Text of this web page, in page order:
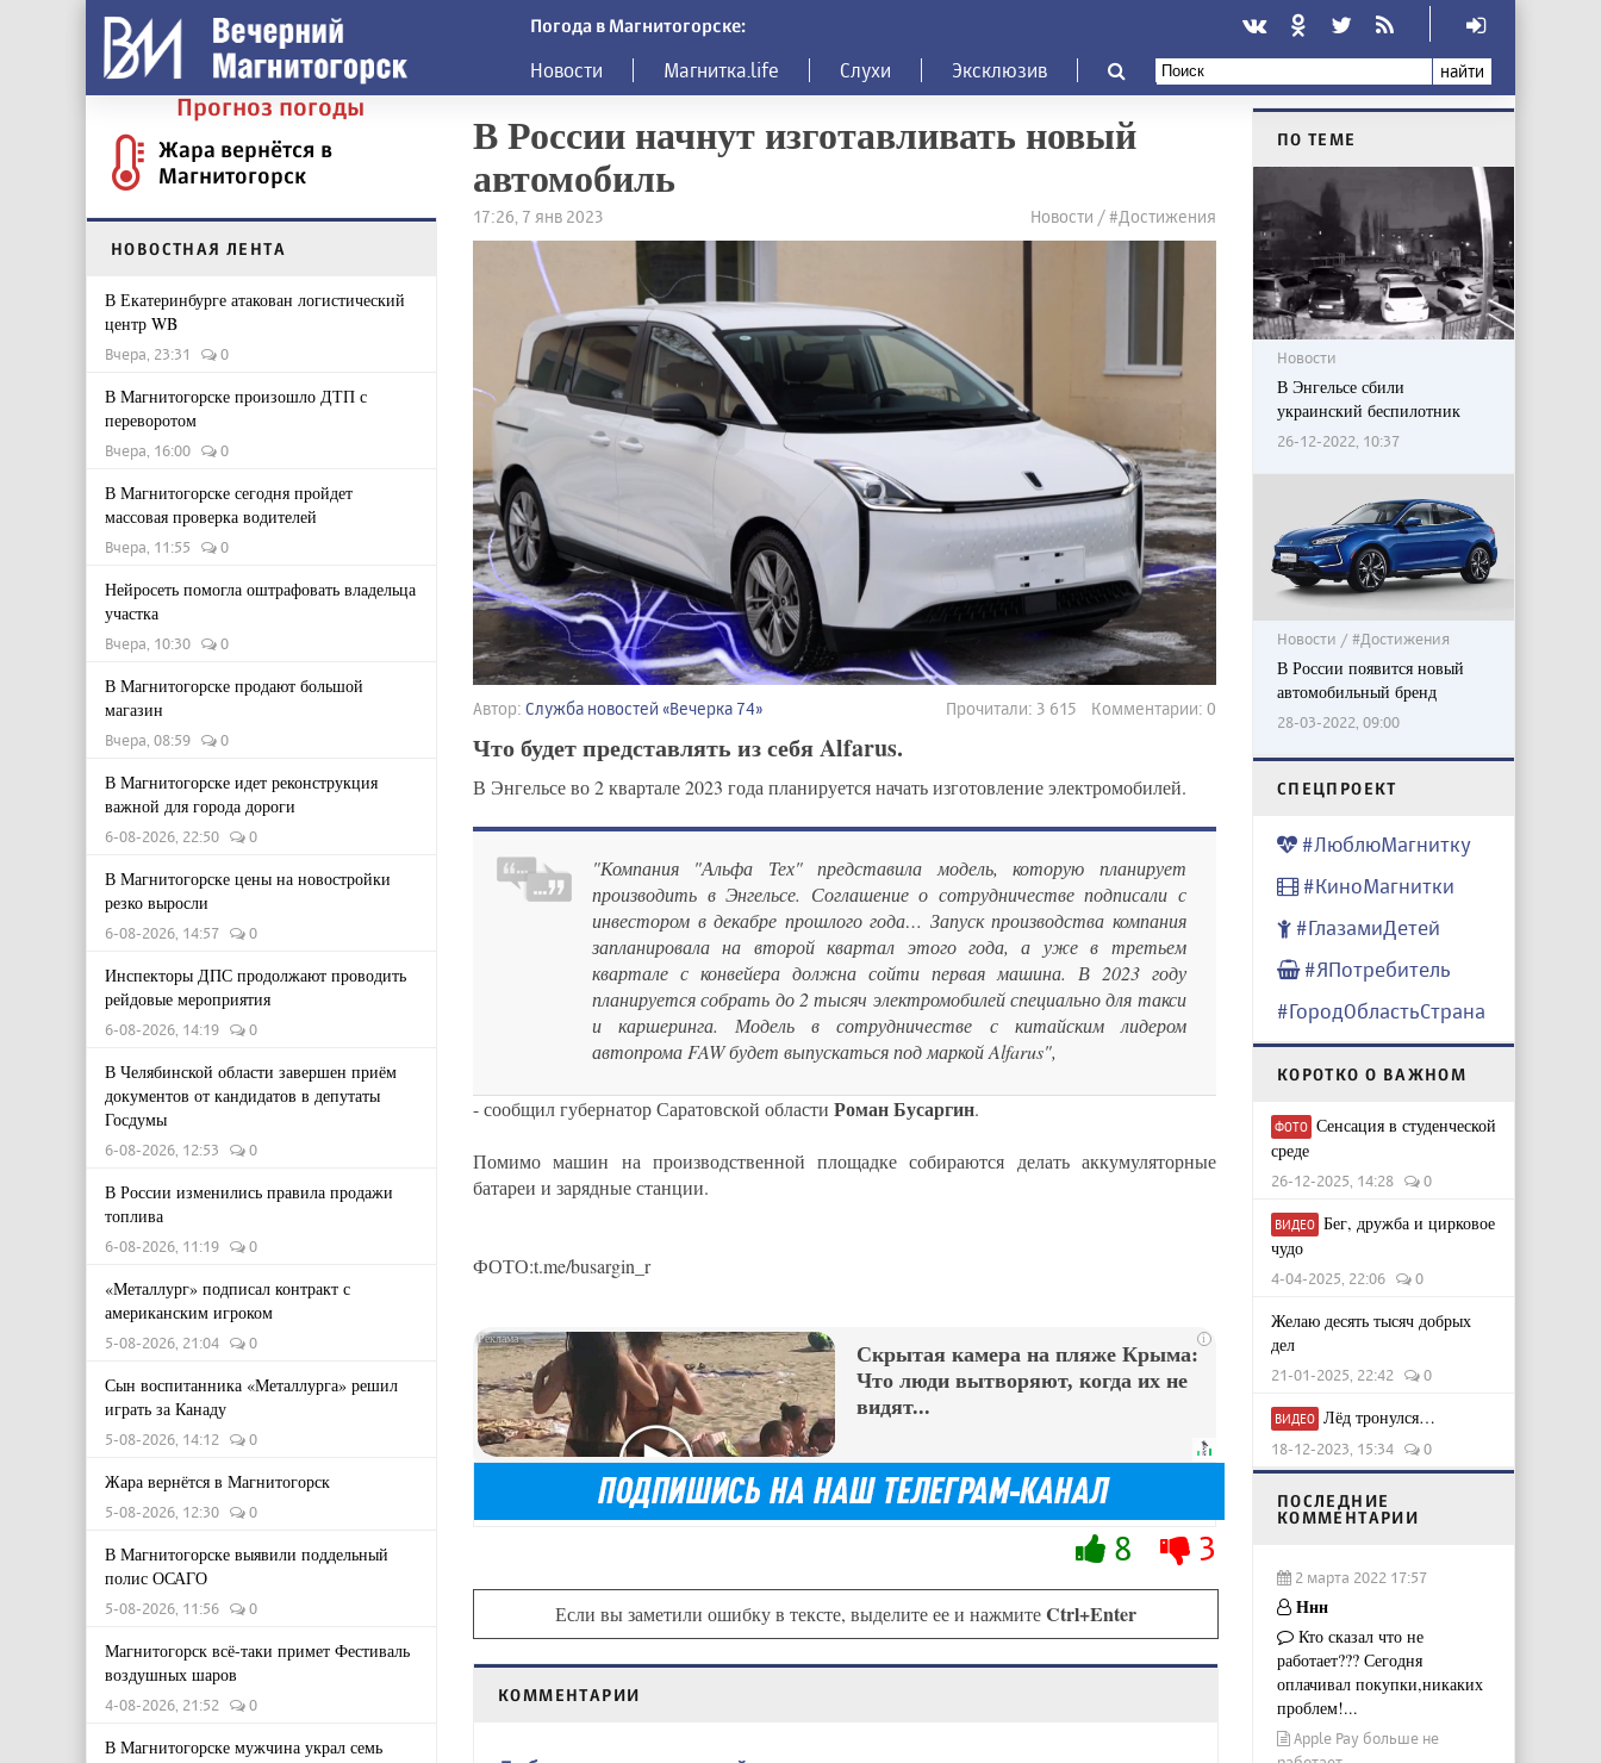
Погода в Магнитогорске:
Новости Магнитка.life Слухи Эксклюзив найти
Прогноз погоды
Жара вернётся в
Магнитогорск
НОВОСТНАЯ ЛЕНТА
В Екатеринбурге атакован логистический
центр WB
Вчера, 23:31 0
В Магнитогорске произошло ДТП с
переворотом
Вчера, 16:00 0
В Магнитогорске сегодня пройдет
массовая проверка водителей
Вчера, 11:55 0
Нейросеть помогла оштрафовать владельца
участка
Вчера, 10:30 0
В Магнитогорске продают большой
магазин
Вчера, 08:59 0
В Магнитогорске идет реконструкция
важной для города дороги
6-08-2026, 22:50 0
В Магнитогорске цены на новостройки
резко выросли
6-08-2026, 14:57 0
Инспекторы ДПС продолжают проводить
рейдовые мероприятия
6-08-2026, 14:19 0
В Челябинской области завершен приём
документов от кандидатов в депутаты
Госдумы
6-08-2026, 12:53 0
В России изменились правила продажи
топлива
6-08-2026, 11:19 0
«Металлург» подписал контракт с
американским игроком
5-08-2026, 21:04 0
Сын воспитанника «Металлурга» решил
играть за Канаду
5-08-2026, 14:12 0
Жара вернётся в Магнитогорск
5-08-2026, 12:30 0
В Магнитогорске выявили поддельный
полис ОСАГО
5-08-2026, 11:56 0
Магнитогорск всё-таки примет Фестиваль
воздушных шаров
4-08-2026, 21:52 0
В Магнитогорске мужчина украл семь
В России начнут изготавливать новый
автомобиль
17:26, 7 янв 2023 Новости / #Достижения
Автор: Служба новостей «Вечерка 74» Прочитали: 3 615 Комментарии: 0
Что будет представлять из себя Alfarus.
В Энгельсе во 2 квартале 2023 года планируется начать изготовление электромобилей.
"Компания "Альфа Тех" представила модель, которую планирует
производить в Энгельсе. Соглашение о сотрудничестве подписали с
инвестором в декабре прошлого года… Запуск производства компания
запланировала на второй квартал этого года, а уже в третьем
квартале с конвейера должна сойти первая машина. В 2023 году
планируется собрать до 2 тысяч электромобилей специально для такси
и каршеринга. Модель в сотрудничестве с китайским лидером
автопрома FAW будет выпускаться под маркой Alfarus",
- сообщил губернатор Саратовской области Роман Бусаргин.
Помимо машин на производственной площадке собираются делать аккумуляторные
батареи и зарядные станции.
ФОТО:t.me/busargin_r
i
Скрытая камера на пляже Крыма:
Что люди вытворяют, когда их не
видят...
8 3
Если вы заметили ошибку в тексте, выделите ее и нажмитеCtrl+Enter
КОММЕНТАРИИ
ПО ТЕМЕ
Новости
В Энгельсе сбили
украинский беспилотник
26-12-2022, 10:37
Новости / #Достижения
В России появится новый
автомобильный бренд
28-03-2022, 09:00
CПЕЦПРОЕКТ
#ЛюблюМагнитку
#КиноМагнитки
#ГлазамиДетей
#ЯПотребитель
#ГородОбластьСтрана
КОРОТКО О ВАЖНОМ
ФОТО Сенсация в студенческой
среде
26-12-2025, 14:28 0
ВИДЕО Бег, дружба и цирковое
чудо
4-04-2025, 22:06 0
Желаю десять тысяч добрых
дел
21-01-2025, 22:42 0
ВИДЕО Лёд тронулся…
18-12-2023, 15:34 0
ПОСЛЕДНИЕ
КОММЕНТАРИИ
2 марта 2022 17:57
Ннн
Кто сказал что не
работает??? Сегодня
оплачивал покупки,никаких
проблем!...
Apple Pay больше не